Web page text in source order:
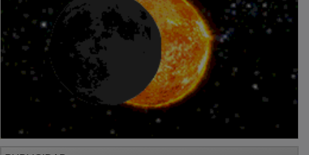
PUBLICIDAD